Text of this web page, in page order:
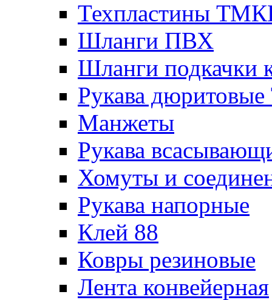
Техпластины
Шланги ПВХ
Шланги подкачки
Рукава
Манжеты
Рукава
Хомуты и
Рукава напорные
Клей 88
Ковры резиновые
Лента конвейерная